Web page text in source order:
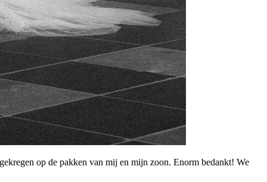
op de pakken van mij en mijn zoon. Enorm bedankt! We